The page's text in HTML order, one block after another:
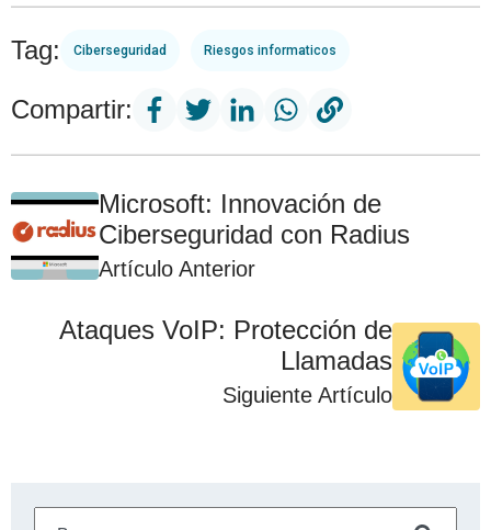
Tag: Ciberseguridad Riesgos informaticos
Compartir:
Microsoft: Innovación de
Ciberseguridad con Radius
Artículo Anterior
Ataques VoIP: Protección de
Llamadas
Siguiente Artículo